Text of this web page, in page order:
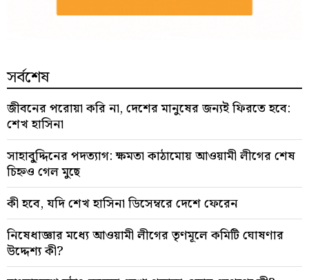
সর্বশেষ
জীবনের পরোয়া করি না, দেশের মানুষের জন্যই ফিরতে হবে:
শেখ হাসিনা
সাহাবু্দ্দিনের পদত্যাগ: ক্ষমতা কাঠামোয় আওয়ামী লীগের শেষ
চিহ্নও গেল মুছে
কী হবে, যদি শেখ হাসিনা ডিসেম্বরে দেশে ফেরেন
নিষেধাজ্ঞার মধ্যে আওয়ামী লীগের তৃণমূলে কমিটি ঘোষণার
উদ্দেশ্য কী?